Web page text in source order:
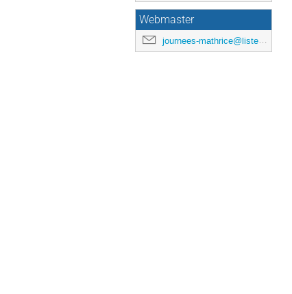
Webmaster
journees-mathrice@listes.mathrice.fr